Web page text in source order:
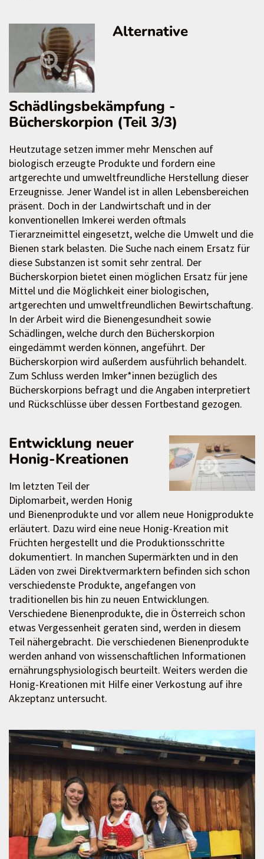
Alternative
Schädlingsbekämpfung -
Bücherskorpion (Teil 3/3)
Heutzutage setzen immer mehr Menschen auf
biologisch erzeugte Produkte und fordern eine
artgerechte und umweltfreundliche Herstellung dieser
Erzeugnisse. Jener Wandel ist in allen Lebensbereichen
präsent. Doch in der Landwirtschaft und in der
konventionellen Imkerei werden oftmals
Tierarzneimittel eingesetzt, welche die Umwelt und die
Bienen stark belasten. Die Suche nach einem Ersatz für
diese Substanzen ist somit sehr zentral. Der
Bücherskorpion bietet einen möglichen Ersatz für jene
Mittel und die Möglichkeit einer biologischen,
artgerechten und umweltfreundlichen Bewirtschaftung.
In der Arbeit wird die Bienengesundheit sowie
Schädlingen, welche durch den Bücherskorpion
eingedämmt werden können, angeführt. Der
Bücherskorpion wird außerdem ausführlich behandelt.
Zum Schluss werden Imker*innen bezüglich des
Bücherskorpions befragt und die Angaben interpretiert
und Rückschlüsse über dessen Fortbestand gezogen.
Entwicklung neuer
Honig-Kreationen
Im letzten Teil der
Diplomarbeit, werden Honig
und Bienenprodukte und vor allem neue Honigprodukte
erläutert. Dazu wird eine neue Honig-Kreation mit
Früchten hergestellt und die Produktionsschritte
dokumentiert. In manchen Supermärkten und in den
Läden von zwei Direktvermarktern befinden sich schon
verschiedenste Produkte, angefangen von
traditionellen bis hin zu neuen Entwicklungen.
Verschiedene Bienenprodukte, die in Österreich schon
etwas Vergessenheit geraten sind, werden in diesem
Teil nähergebracht. Die verschiedenen Bienenprodukte
werden anhand von wissenschaftlichen Informationen
ernährungsphysiologisch beurteilt. Weiters werden die
Honig-Kreationen mit Hilfe einer Verkostung auf ihre
Akzeptanz untersucht.